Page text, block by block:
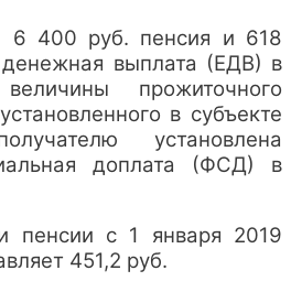
6 400 руб. пенсия и 618
выплата (ЕДВ) в
прожиточного
в субъекте
установлена
доплата (ФСД) в
пенсии с 1 января 2019
451,2 руб.